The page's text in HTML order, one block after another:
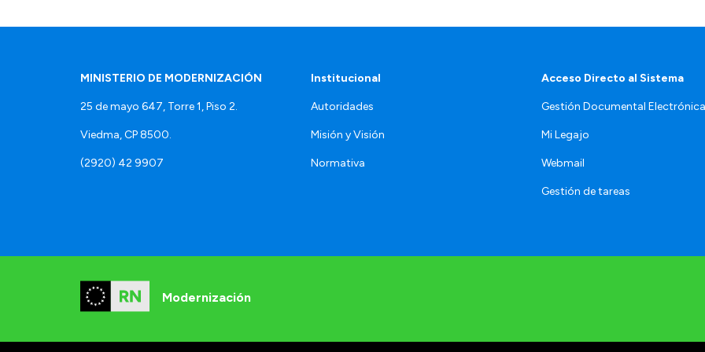
MINISTERIO DE MODERNIZACIÓN
25 de mayo 647, Torre 1, Piso 2.
Viedma, CP 8500.
(2920) 42 9907
Institucional
Autoridades
Misión y Visión
Normativa
Acceso Directo al Sistema
Gestión Documental Electrónica
Mi Legajo
Webmail
Gestión de tareas
Modernización